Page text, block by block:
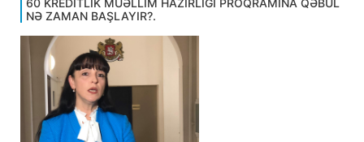
NƏ ZAMAN BAŞLAYIR?.